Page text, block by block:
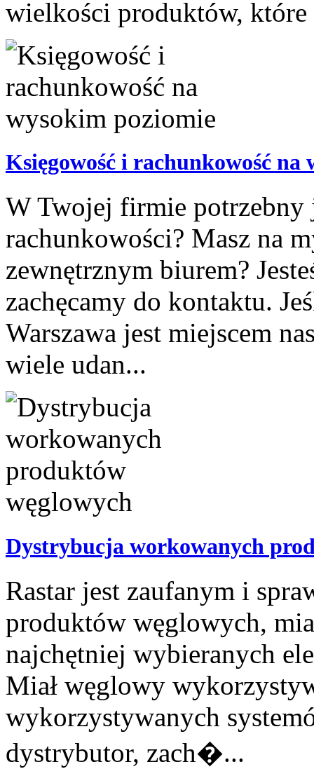
wielkości produktów, które
Księgowość i rachunkowość na
W Twojej firmie potrzebny
rachunkowości? Masz na
zewnętrznym biurem?
zachęcamy do kontaktu.
Warszawa jest miejscem
wiele udan...
Dystrybucja workowanych
Rastar jest zaufanym i
produktów węglowych,
najchętniej wybieranych
Miał węglowy
wykorzystywanych
dystrybutor, zach�...